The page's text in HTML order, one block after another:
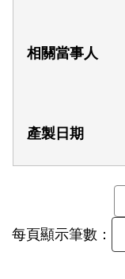
每頁顯示筆數：